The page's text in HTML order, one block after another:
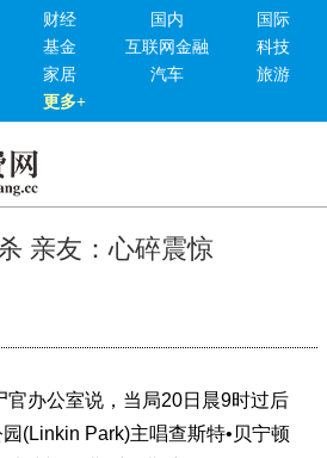
财经 国内
国际
基金 互联网金融
科技
家居 汽车
旅游
更多+
亲友：心碎震惊
官办公室说，当局20日晨9时过后
(Linkin Park)主唱查斯特•贝宁顿